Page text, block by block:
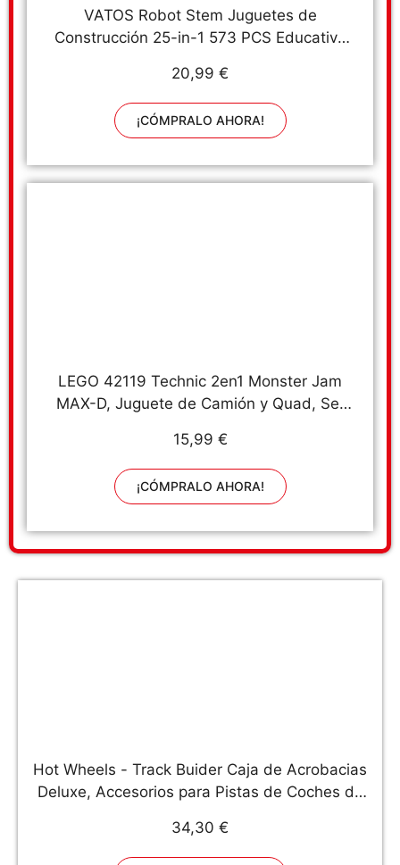
VATOS Robot Stem Juguetes de
Construcción 25-in-1 573 PCS Educativo
Juguetes Diversión Creativa Mejor Regalo
de Juguete para Niños de 6 años o más
Niños y Niñas
20,99 €
¡CÓMPRALO AHORA!
LEGO 42119 Technic 2en1 Monster Jam
MAX-D, Juguete de Camión y Quad, Set
Partir de 7 Años
15,99 €
¡CÓMPRALO AHORA!
Hot Wheels - Track Buider Caja de Acrobacias
Deluxe, Accesorios para Pistas de Coches de
34,30 €